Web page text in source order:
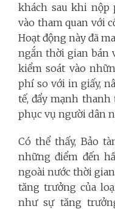
khách sau khi nộp
vào tham quan với
Hoạt động này đã
ngắn thời gian bán
kiểm soát vào
phí so với in giấy,
tế, đẩy mạnh
phục vụ người dân
Có thể thấy, Bảo
những điểm đến
ngoài nước thời
tăng trưởng của
như sự tăng